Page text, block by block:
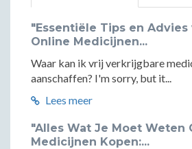
"Essentiële Tips en
Online Medicijnen...
Waar kan ik vrij verkrijgbare
aanschaffen? I'm sorry, but it...
Lees meer
"Alles Wat Je Moet Weten
Medicijnen Kopen:...